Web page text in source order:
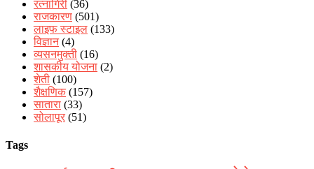
रत्नागिरी (36)
राजकारण (501)
लाइफ स्टाइल (133)
विज्ञान(4)
व्यसनमुक्ती (16)
शासकीय योजना (2)
शेती (100)
शैक्षणिक (157)
सातारा (33)
सोलापूर (51)
Tags